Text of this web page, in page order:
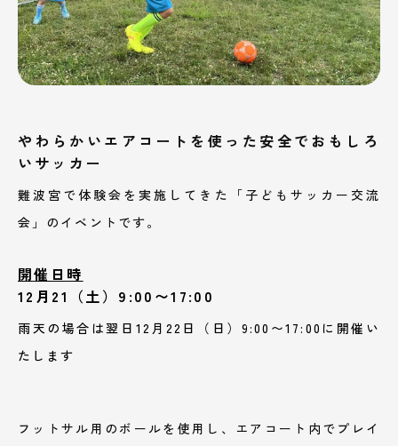
やわらかいエアコートを使った安全でおもしろ
いサッカー
難波宮で体験会を実施してきた「子どもサッカー交流
会」のイベントです。
開催日時
12月21（土） 9:00〜17:00
雨天の場合は翌日12月22日（日）9:00〜17:00に開催い
たします
フットサル用のボールを使用し、エアコート内でプレイ